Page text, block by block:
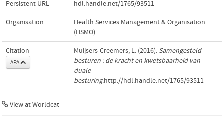
Persistent URL hdl.handle.net/1765/93511
Organisation
Health Services Management & Organisation
(HSMO)
Citation
APA
Muijsers-Creemers, L. (2016). Samengesteld
besturen : de kracht en kwetsbaarheid van
duale
besturing.http://hdl.handle.net/1765/93511
View at Worldcat